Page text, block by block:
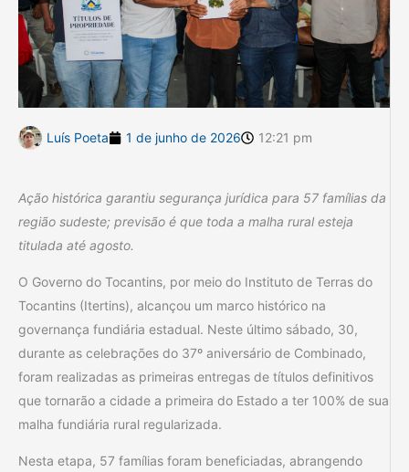
Luís Poeta 1 de junho de 2026 12:21 pm
Ação histórica garantiu segurança jurídica para 57 famílias da
região sudeste; previsão é que toda a malha rural esteja
titulada até agosto.
O Governo do Tocantins, por meio do Instituto de Terras do
Tocantins (Itertins), alcançou um marco histórico na
governança fundiária estadual. Neste último sábado, 30,
durante as celebrações do 37º aniversário de Combinado,
foram realizadas as primeiras entregas de títulos definitivos
que tornarão a cidade a primeira do Estado a ter 100% de sua
malha fundiária rural regularizada.
Nesta etapa, 57 famílias foram beneficiadas, abrangendo